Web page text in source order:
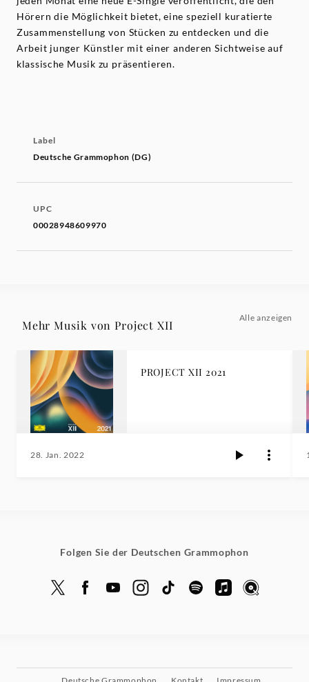
Hörern die Möglichkeit bietet, eine speziell kuratierte
Zusammenstellung von Stücken zu entdecken und die
Arbeit junger Künstler mit einer anderen Sichtweise auf
klassische Musik zu präsentieren.
Label
Deutsche Grammophon (DG)
UPC
00028948609970
Mehr Musik von Project XII
Alle anzeigen
PROJECT XII 2021
28. Jan. 2022
Folgen Sie der Deutschen Grammophon